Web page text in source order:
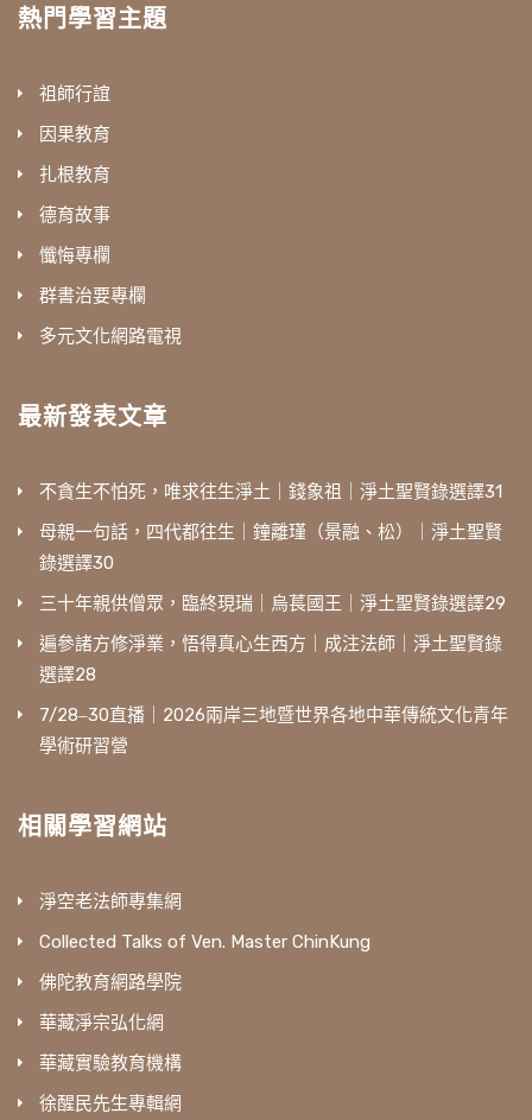
熱門學習主題
祖師行誼
因果教育
扎根教育
德育故事
懺悔專欄
群書治要專欄
多元文化網路電視
最新發表文章
不貪生不怕死，唯求往生淨土｜錢象祖｜淨土聖賢錄選譯31
母親一句話，四代都往生｜鐘離瑾（景融、松）｜淨土聖賢
錄選譯30
三十年親供僧眾，臨終現瑞｜烏萇國王｜淨土聖賢錄選譯29
遍參諸方修淨業，悟得真心生西方｜成注法師｜淨土聖賢錄
選譯28
7/28‒30直播｜2026兩岸三地暨世界各地中華傳統文化青年
學術研習營
相關學習網站
淨空老法師專集網
Collected Talks of Ven. Master ChinKung
佛陀教育網路學院
華藏淨宗弘化網
華藏實驗教育機構
徐醒民先生專輯網